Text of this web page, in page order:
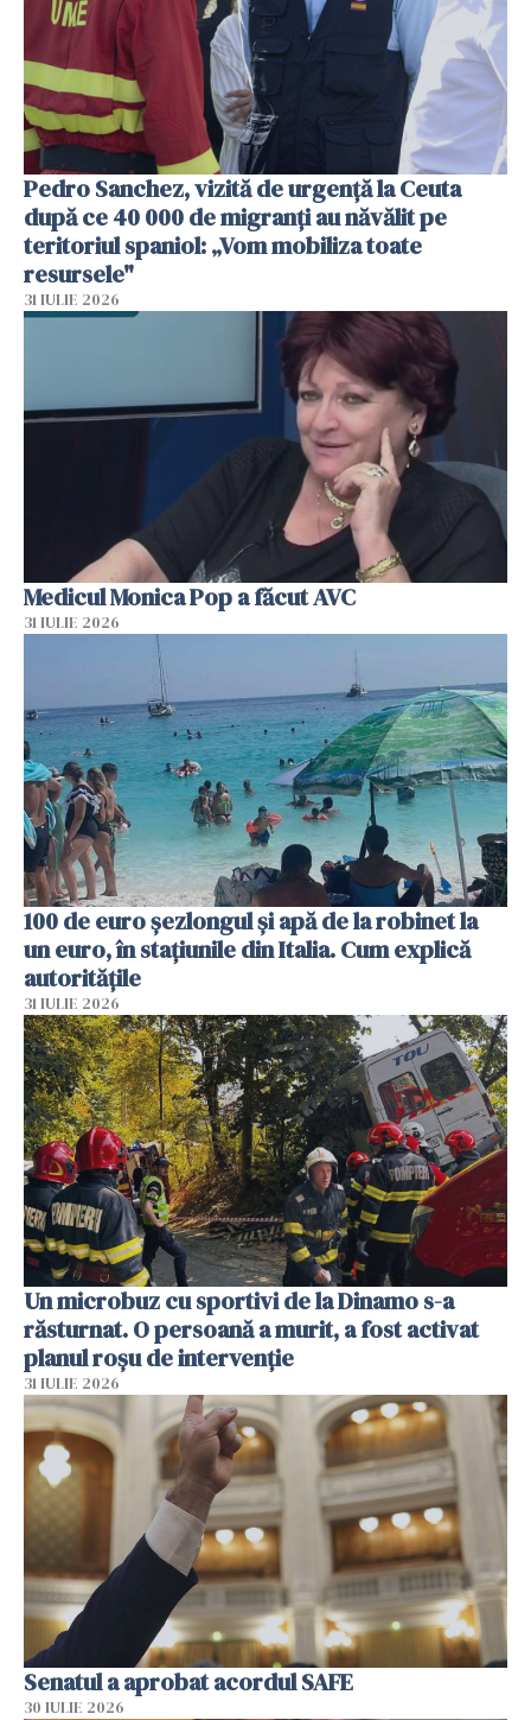
Pedro Sanchez, vizită de urgență la Ceuta
după ce 40 000 de migranți au năvălit pe
teritoriul spaniol: „Vom mobiliza toate
resursele"
31 IULIE 2026
Medicul Monica Pop a făcut AVC
31 IULIE 2026
100 de euro șezlongul și apă de la robinet la
un euro, în stațiunile din Italia. Cum explică
autoritățile
31 IULIE 2026
Un microbuz cu sportivi de la Dinamo s-a
răsturnat. O persoană a murit, a fost activat
planul roșu de intervenție
31 IULIE 2026
Senatul a aprobat acordul SAFE
30 IULIE 2026